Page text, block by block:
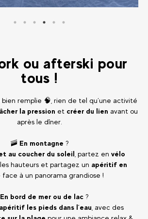
ou afterski pour
tous !
remplie 🧠, rien de tel qu’une activité
la pression et créer du lien avant ou
après le dîner.
🚠 En montagne ?
au coucher du soleil , partez en vélo
hauteurs et partagez un apéritif en
face à un panorama grandiose !
En bord de mer ou de lac ?
apéritif les pieds dans l’eau , avec des